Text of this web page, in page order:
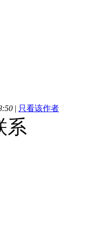
| 只看该作者
系